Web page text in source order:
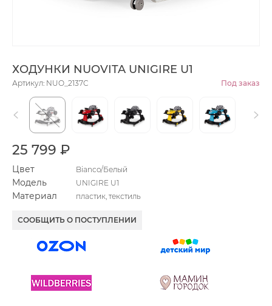
ХОДУНКИ NUOVITA UNIGIRE U1
Артикул: NUO_2137C Под заказ
25 799 ₽
Цвет Bianco/Белый
Модель UNIGIRE U1
Материал пластик, текстиль
СООБЩИТЬ О ПОСТУПЛЕНИИ